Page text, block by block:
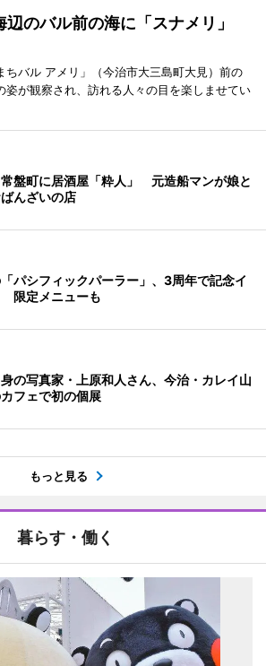
辺のバル前の海に「スナメリ」
ちバル アメリ」（今治市大三島町大見）前の
姿が観察され、訪れる人々の目を楽しませてい
盤町に居酒屋「粋人」 元造船マンが娘と
んざいの店
パシフィックパーラー」、3周年で記念イ
限定メニューも
の写真家・上原和人さん、今治・カレイ山
フェで初の個展
もっと見る
暮らす・働く